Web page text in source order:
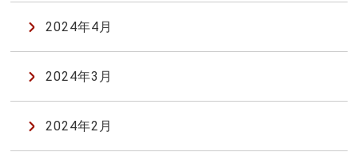
2024年4月
2024年3月
2024年2月